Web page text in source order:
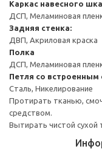
Каркас навесного
ДСП, Меламиновая
Задняя стенка:
ДВП, Акриловая краска
Полка
ДСП, Меламиновая
Петля со встроенным
Сталь, Никелирование
Протирать тканью,
средством.
Вытирать чистой сухой